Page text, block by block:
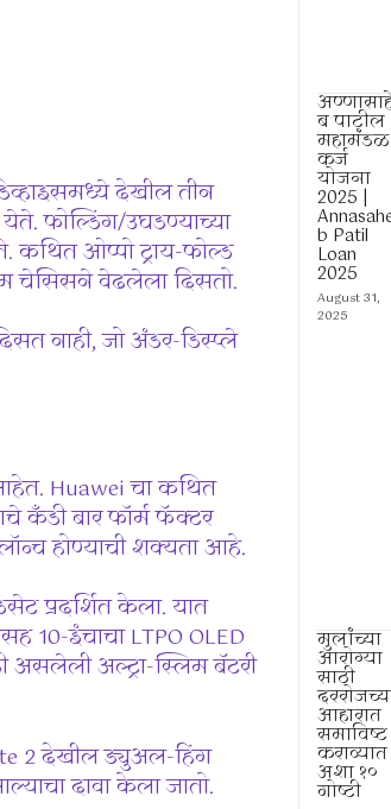
देखील तीन
फोल्डिंग/उघडण्याच्या
ओप्पो ट्राय-फोल्ड
चेसिसने वेढलेला दिसतो.
नाही, जो अंडर-डिस्प्ले
Huawei चा कथित
कँडी बार फॉर्म फॅक्टर
होण्याची शक्यता आहे.
प्रदर्शित केला. यात
10-इंचाचा LTPO OLED
असलेली अल्ट्रा-स्लिम बॅटरी
2 देखील ड्युअल-हिंग
दावा केला जातो.
ब पाटील
महामंडळ
कर्ज
योजना
2025 |
b Patil
Loan
2025
August 31,
2025
मुलांच्या
आरोग्या
साठी
आहारात
समाविष्ट
कराव्यात
अशा १०
गोष्टी